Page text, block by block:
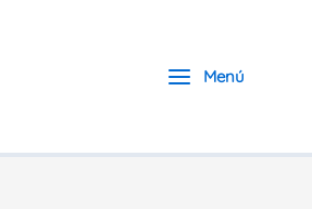
Menú